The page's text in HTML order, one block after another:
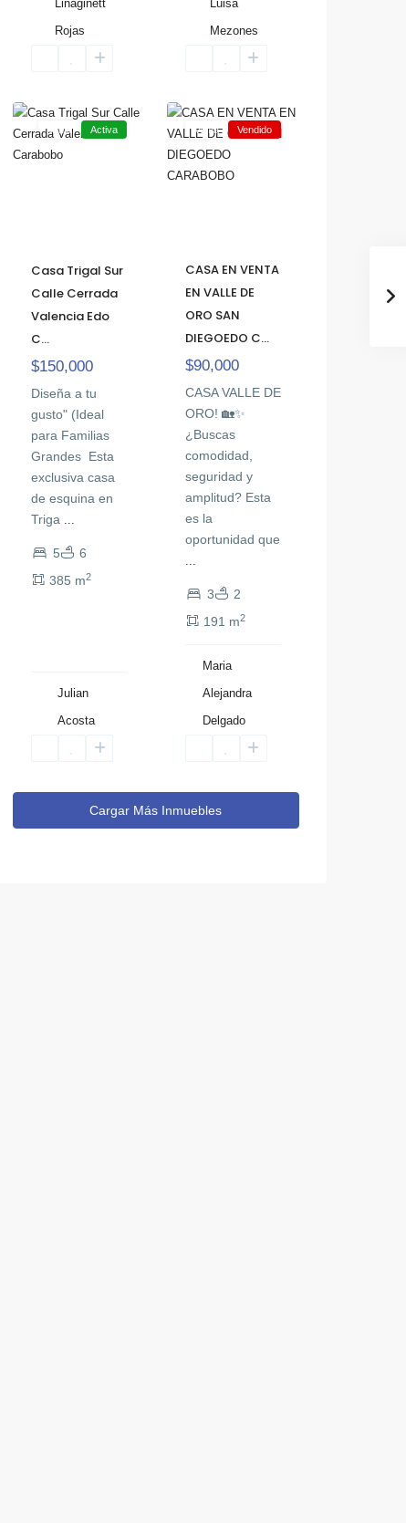
Linaginett
Rojas
Luisa
Mezones
Venta Activa
Casa Trigal Sur
Calle Cerrada
Valencia Edo
C...
$150,000
Diseña a tu
gusto" (Ideal
para Familias
Grandes ‎ ‎Esta
exclusiva casa
de esquina en
Triga
5
6
385 m2
Julian
Acosta
Venta Vendido
CASA EN VENTA
EN VALLE DE
ORO SAN
DIEGOEDO C...
$90,000
CASA VALLE DE
ORO! 🏡✨
¿Buscas
comodidad,
seguridad y
amplitud? Esta
es la
oportunidad que
...
3
2
191 m2
Maria
Alejandra
Delgado
Cargar Más Inmuebles